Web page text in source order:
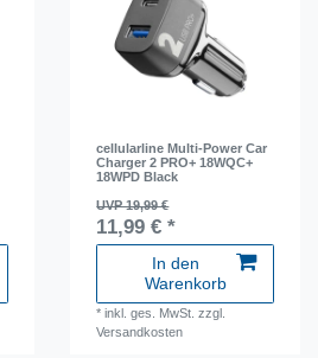
cellularline Multi-Power Car
Charger 2 PRO+ 18WQC+
18WPD Black
UVP 19,99 €
11,99 € *
In den
Warenkorb
*inkl. ges. MwSt. zzgl.
Versandkosten